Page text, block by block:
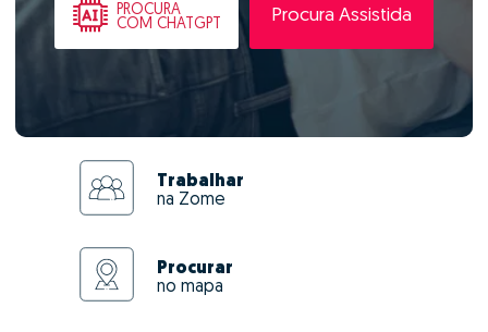
PROCURA
COM CHATGPT
Procura Assistida
Trabalhar
na Zome
Procurar
no mapa